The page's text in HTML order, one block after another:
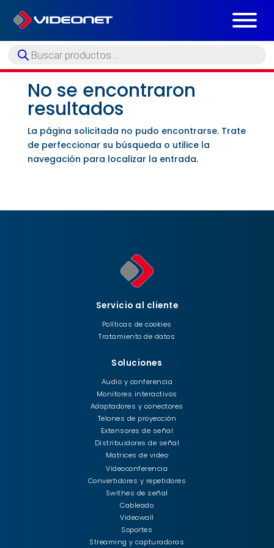
Búsqueda
de
No se encontraron
resultados
La página solicitada no pudo encontrarse. Trate
de perfeccionar su búsqueda o utilice la
navegación para localizar la entrada.
Servicio al cliente
Políticas de cookies
Tratamiento de datos
Soluciones
Audio y conferencia
Monitores interactivos
Adaptadores y conectores
Telones de proyección
Extensores de señal
Distribuidores de señal
Matrices de video
Videoconferencia
Convertidores y repetidores
Swithes de señal
Cableado
Videowall
Soportes
Streaming y capturadoras